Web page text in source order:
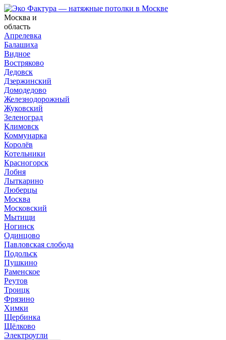
Москва и
область
Апрелевка
Балашиха
Видное
Востряково
Дедовск
Дзержинский
Домодедово
Железнодорожный
Жуковский
Зеленоград
Климовск
Коммунарка
Королёв
Котельники
Красногорск
Лобня
Лыткарино
Люберцы
Москва
Московский
Мытищи
Ногинск
Одинцово
Павловская слобода
Подольск
Пушкино
Раменское
Реутов
Троицк
Фрязино
Химки
Щербинка
Щёлково
Электроугли